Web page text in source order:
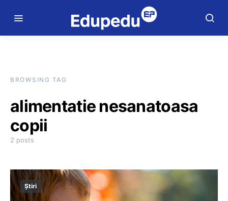
BROWSING TAG
alimentatie nesanatoasa
copii
2 posts
Știri